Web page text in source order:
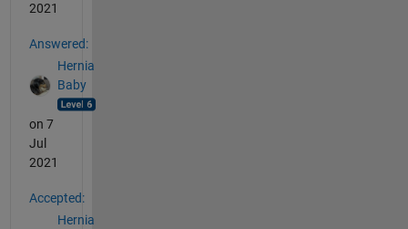
2021
Answered:
Hernia
Baby
on 7
Jul
2021
Accepted:
Hernia